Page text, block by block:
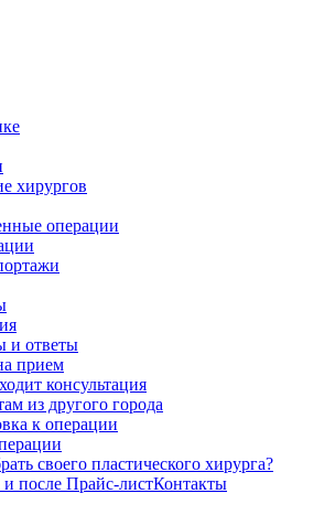
хирургов
операции
и ответы
прием
консультация
из другого города
к операции
своего пластического хирурга?
после Прайс-листКонтакты